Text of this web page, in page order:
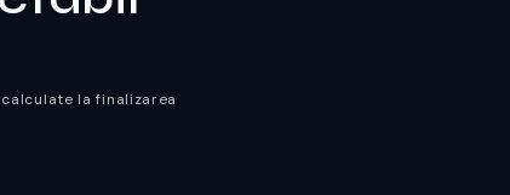
la finalizarea